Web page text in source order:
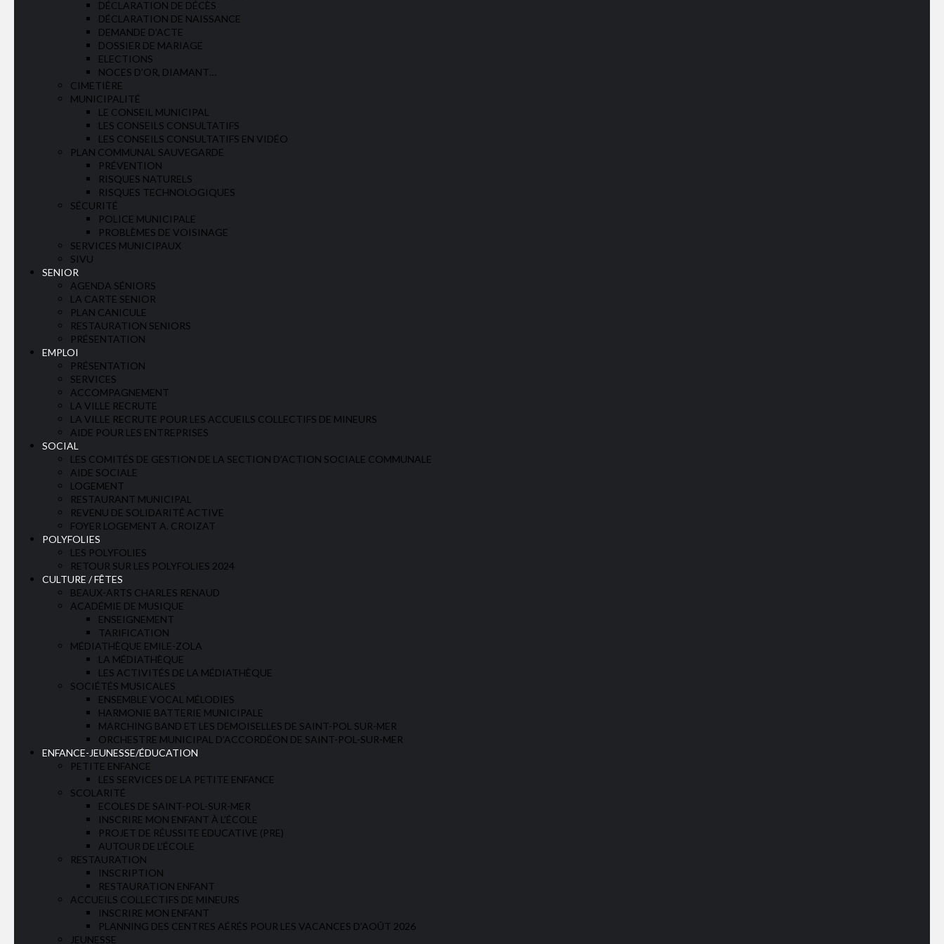
DÉCLARATION DE DÉCÈS
DÉCLARATION DE NAISSANCE
DEMANDE D’ACTE
DOSSIER DE MARIAGE
ELECTIONS
NOCES D’OR, DIAMANT…
CIMETIÈRE
MUNICIPALITÉ
LE CONSEIL MUNICIPAL
LES CONSEILS CONSULTATIFS
LES CONSEILS CONSULTATIFS EN VIDÉO
PLAN COMMUNAL SAUVEGARDE
PRÉVENTION
RISQUES NATURELS
RISQUES TECHNOLOGIQUES
SÉCURITÉ
POLICE MUNICIPALE
PROBLÈMES DE VOISINAGE
SERVICES MUNICIPAUX
SIVU
SENIOR
AGENDA SÉNIORS
LA CARTE SENIOR
PLAN CANICULE
RESTAURATION SENIORS
PRÉSENTATION
EMPLOI
PRÉSENTATION
SERVICES
ACCOMPAGNEMENT
LA VILLE RECRUTE
LA VILLE RECRUTE POUR LES ACCUEILS COLLECTIFS DE MINEURS
AIDE POUR LES ENTREPRISES
SOCIAL
LES COMITÉS DE GESTION DE LA SECTION D’ACTION SOCIALE COMMUNALE
AIDE SOCIALE
LOGEMENT
RESTAURANT MUNICIPAL
REVENU DE SOLIDARITÉ ACTIVE
FOYER LOGEMENT A. CROIZAT
POLYFOLIES
LES POLYFOLIES
RETOUR SUR LES POLYFOLIES 2024
CULTURE / FÊTES
BEAUX-ARTS CHARLES RENAUD
ACADÉMIE DE MUSIQUE
ENSEIGNEMENT
TARIFICATION
MÉDIATHÈQUE EMILE-ZOLA
LA MÉDIATHÈQUE
LES ACTIVITÉS DE LA MÉDIATHÈQUE
SOCIÉTÉS MUSICALES
ENSEMBLE VOCAL MÉLODIES
HARMONIE BATTERIE MUNICIPALE
MARCHING BAND ET LES DEMOISELLES DE SAINT-POL SUR-MER
ORCHESTRE MUNICIPAL D’ACCORDÉON DE SAINT-POL-SUR-MER
ENFANCE-JEUNESSE/ÉDUCATION
PETITE ENFANCE
LES SERVICES DE LA PETITE ENFANCE
SCOLARITÉ
ECOLES DE SAINT-POL-SUR-MER
INSCRIRE MON ENFANT À L’ÉCOLE
PROJET DE RÉUSSITE EDUCATIVE (PRE)
AUTOUR DE L’ÉCOLE
RESTAURATION
INSCRIPTION
RESTAURATION ENFANT
ACCUEILS COLLECTIFS DE MINEURS
INSCRIRE MON ENFANT
PLANNING DES CENTRES AÉRÉS POUR LES VACANCES D’AOÛT 2026
JEUNESSE